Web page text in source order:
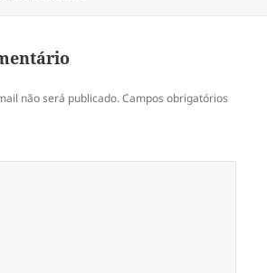
não será publicado. Campos obrigatórios